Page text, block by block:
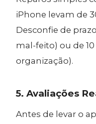
iPhone levam de
Desconfie de
mal-feito) ou de
organização).
5. Avaliações
Antes de levar o